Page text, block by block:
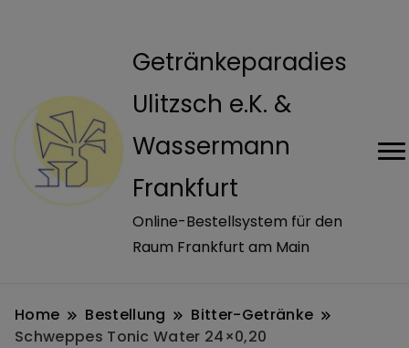
Getränkeparadies
Ulitzsch e.K. &
Wassermann
Frankfurt
Online-Bestellsystem für den
Raum Frankfurt am Main
Home Bestellung
Bitter-Getränke
Schweppes Tonic Water 24×0,20